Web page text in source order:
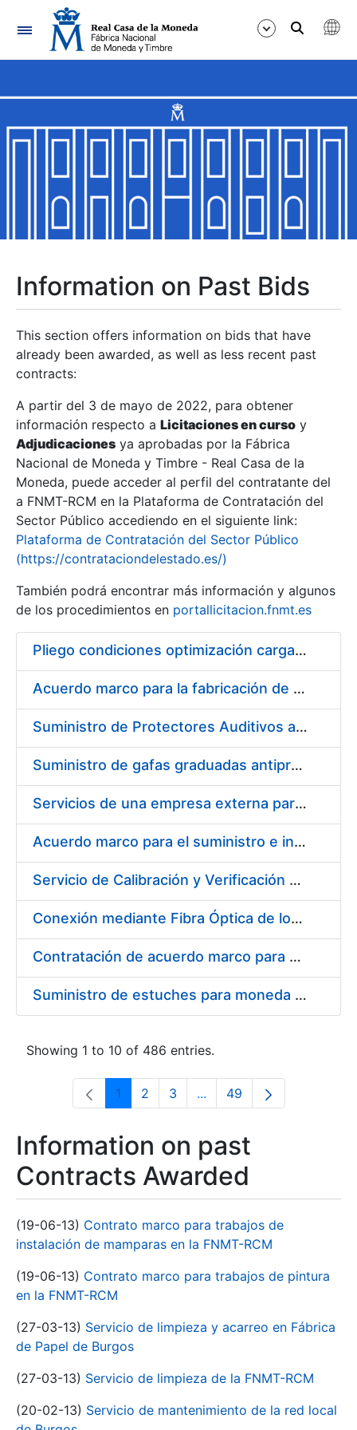
Navigation
Show/Hide
Show/Hide
Show/Hide
Show/Hide
Show/Hide
Show/Hide
Information on Past Bids
This section offers information on bids that have
already been awarded, as well as less recent past
contracts:
A partir del 3 de mayo de 2022, para obtener
información respecto a Licitaciones en curso y
Adjudicaciones ya aprobadas por la Fábrica
Nacional de Moneda y Timbre - Real Casa de la
Moneda, puede acceder al perfil del contratante del
a FNMT-RCM en la Plataforma de Contratación del
Sector Público accediendo en el siguiente link:
Plataforma de Contratación del Sector Público
(https://contrataciondelestado.es/)
También podrá encontrar más información y algunos
de los procedimientos en portallicitacion.fnmt.es
Pliego condiciones optimización cargas compras firmado
Acuerdo marco para la fabricación de piezas
Suministro de Protectores Auditivos a medida para las personas trabajadoras de los Centros de Trabajo de Madrid y Burgos
Suministro de gafas graduadas antiproyecciones para los trabajadores de la FNMT-RCM en los centros de trabajo de Madrid y Burgos
Servicios de una empresa externa para el asesoramiento y resolución de los recursos de alzada que se presentan relacionados con procesos de selección para la FNMT-RCM
Acuerdo marco para el suministro e instalación de persianas, estores y otros complementos
Servicio de Calibración y Verificación Externa de los Equipos de Medición del Servicio de Prevención de la FNMT-RCM
Conexión mediante Fibra Óptica de los Centros de Proceso de Datos (CPDs) de las sedes de la FNMT-RCM de Burgos y Madrid
Contratación de acuerdo marco para el Suministro de Material de Electricidad para la Fábrica Nacional de Moneda y Timbre-Real Casa de la Moneda en su centro de trabajo de Burgos
Suministro de estuches para moneda de 30 €
Showing 1 to 10 of 486 entries.
Page
1 Page
2 Page
3 ...Intermediate Pages Use
Page
49
Information on past
Contracts Awarded
(19-06-13) Contrato marco para trabajos de
instalación de mamparas en la FNMT-RCM
(19-06-13) Contrato marco para trabajos de pintura
en la FNMT-RCM
(27-03-13) Servicio de limpieza y acarreo en Fábrica
de Papel de Burgos
(27-03-13) Servicio de limpieza de la FNMT-RCM
(20-02-13) Servicio de mantenimiento de la red local